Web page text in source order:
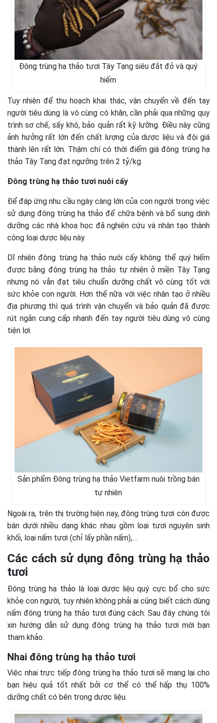
Đông trùng hạ thảo tươi Tây Tạng siêu đắt đỏ và quý
hiếm
Tuy nhiên để thu hoạch khai thác, vận chuyển về đến tay
người tiêu dùng là vô cùng có khăn, cần phải qua những quy
trình sơ chế, sấy khô, bảo quản rất kỹ lưỡng. Điều này cũng
ảnh hưởng rất lớn đến chất lượng của dược liệu và đội giá
thành lên rất lớn. Thậm chí có thời điểm giá đông trùng hạ
thảo Tây Tạng đạt ngưỡng trên 2 tỷ/kg.
Đông trùng hạ thảo tươi nuôi cấy
Để đáp ứng nhu cầu ngày càng lớn của con người trong việc
sử dụng đông trùng hạ thảo để chữa bệnh và bổ sung dinh
dưỡng các nhà khoa học đã nghiên cứu và nhân tạo thành
công loại dược liệu này.
Dĩ nhiên đông trùng hạ thảo nuôi cấy không thể quý hiếm
được bằng đông trùng hạ thảo tự nhiên ở miền Tây Tạng
nhưng nó vẫn đạt tiêu chuẩn dưỡng chất vô cùng tốt với
sức khỏe con người. Hơn thế nữa với việc nhân tạo ở nhiều
địa phương thì quá trình vận chuyển và bảo quản đã được
rút ngắn cung cấp nhanh đến tay người tiêu dùng vô cùng
tiện lợi.
Sản phẩm Đông trùng hạ thảo Vietfarm nuôi trồng bán
tự nhiên
Ngoài ra, trên thị trường hiện nay, đông trùng tươi còn được
bán dưới nhiều dạng khác nhau gồm loại tươi nguyên sinh
khối, loại nấm tươi (chỉ lấy phần nấm),…
Các cách sử dụng đông trùng hạ thảo
tươi
Đông trùng hạ thảo là loại dược liệu quý cực bổ cho sức
khỏe con người, tuy nhiên không phải ai cũng biết cách dùng
nấm đông trùng hạ thảo tươi đúng cách. Sau đây chúng tôi
xin hướng dẫn sử dụng đông trùng hạ thảo tươi mời bạn
tham khảo.
Nhai đông trùng hạ thảo tươi
Việc nhai trực tiếp đông trùng hạ thảo tươi sẽ mang lại cho
bạn hiệu quả tốt nhất bởi cơ thể có thể hấp thụ 100%
dưỡng chất có bên trong dược liệu.